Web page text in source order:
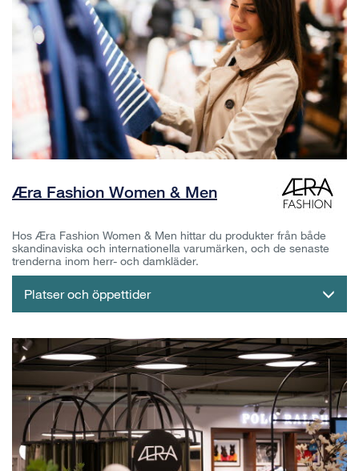
Æra Fashion Women & Men
Hos Æra Fashion Women & Men hittar du produkter från både
skandinaviska och internationella varumärken, och de senaste
trenderna inom herr- och damkläder.
Platser och öppettider